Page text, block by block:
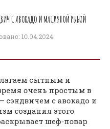
С АВОКАДО И МАСЛЯНОЙ РЫБОЙ
10.04.2024
сытным и
очень простым в
с авокадо и
создания этого
шеф-повар